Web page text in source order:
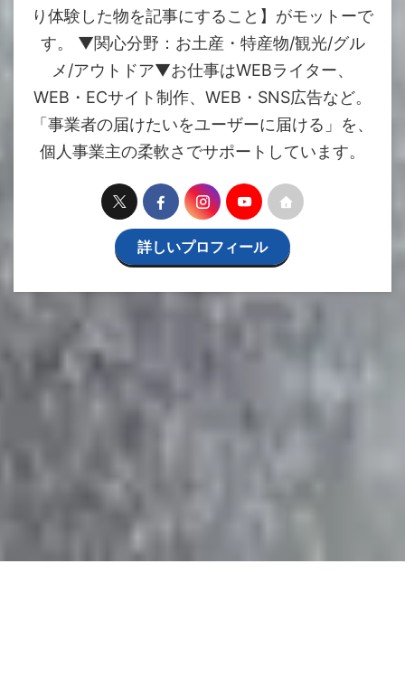
り体験した物を記事にすること】がモットーで
す。 ▼関心分野：お土産・特産物/観光/グル
メ/アウトドア▼お仕事はWEBライター、
WEB・ECサイト制作、WEB・SNS広告など。
「事業者の届けたいをユーザーに届ける」を、
個人事業主の柔軟さでサポートしています。
詳しいプロフィール